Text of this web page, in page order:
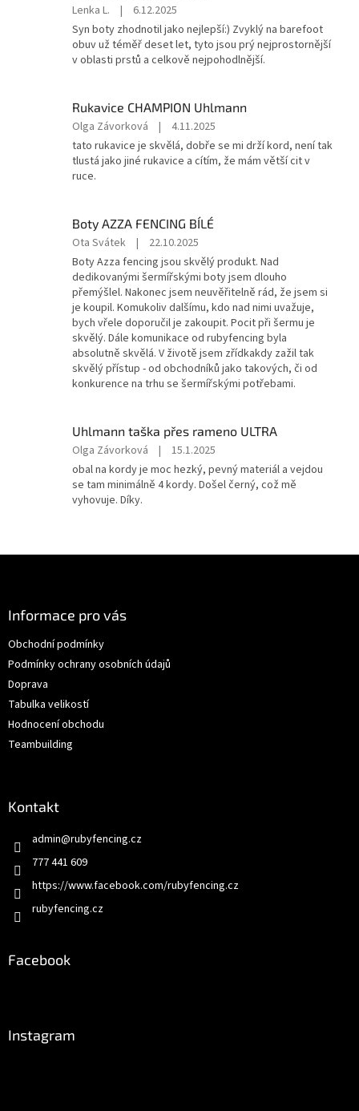
Hodnocení
produktu
je
5
hvězdiček.
Lenka L. |
6.12.2025
Syn boty zhodnotil jako nejlepší:) Zvyklý na barefoot
obuv už téměř deset let, tyto jsou prý nejprostornější
v oblasti prstů a celkově nejpohodlnější.
Rukavice CHAMPION Uhlmann
Hodnocení
produktu
je
5
hvězdiček.
Olga Závorková |
4.11.2025
tato rukavice je skvělá, dobře se mi drží kord, není tak
tlustá jako jiné rukavice a cítím, že mám větší cit v
ruce.
Boty AZZA FENCING BÍLÉ
Hodnocení
produktu
je
5
z
5
hvězdiček.
Ota Svátek |
22.10.2025
Boty Azza fencing jsou skvělý produkt. Nad
dedikovanými šermířskými boty jsem dlouho
přemýšlel. Nakonec jsem neuvěřitelně rád, že jsem si
je koupil. Komukoliv dalšímu, kdo nad nimi uvažuje,
bych vřele doporučil je zakoupit. Pocit při šermu je
skvělý. Dále komunikace od rubyfencing byla
absolutně skvělá. V životě jsem zřídkakdy zažil tak
skvělý přístup - od obchodníků jako takových, či od
konkurence na trhu se šermířskými potřebami.
Uhlmann taška přes rameno ULTRA
Hodnocení
produktu
je
5
Olga Závorková |
15.1.2025
obal na kordy je moc hezký, pevný materiál a vejdou
se tam minimálně 4 kordy. Došel černý, což mě
vyhovuje. Díky.
Informace pro vás
Obchodní podmínky
Podmínky ochrany osobních údajů
Doprava
Tabulka velikostí
Hodnocení obchodu
Teambuilding
Kontakt
admin@rubyfencing.cz
777 441 609
https://www.facebook.com/rubyfencing.cz
rubyfencing.cz
Facebook
Instagram